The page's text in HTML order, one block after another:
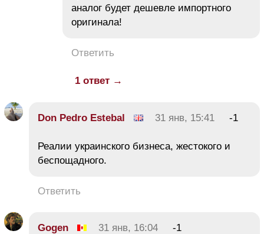
аналог будет дешевле импортного
оригинала!
Ответить
1 ответ →
Don Pedro Estebal 31 янв, 15:41 -1
Реалии украинского бизнеса, жестокого и
беспощадного.
Ответить
Gogen 31 янв, 16:04
-1